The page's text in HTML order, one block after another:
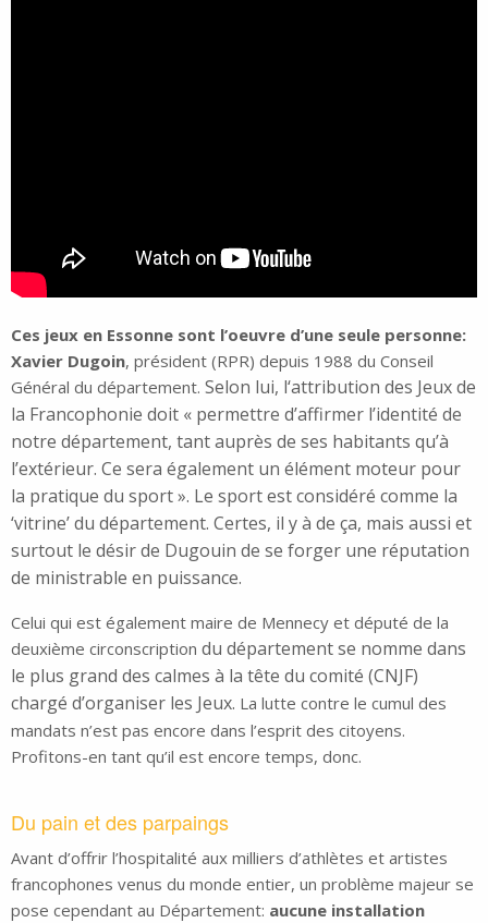
Ces jeux en Essonne sont l’oeuvre d’une seule personne:
Xavier Dugoin, président (RPR) depuis 1988 du Conseil
Général du département. Selon lui, l‘attribution des Jeux de
la Francophonie doit « permettre d’affirmer l’identité de
notre département, tant auprès de ses habitants qu’à
l’extérieur. Ce sera également un élément moteur pour
la pratique du sport ». Le sport est considéré comme la
‘vitrine’ du département. Certes, il y à de ça, mais aussi et
surtout le désir de Dugouin de se forger une réputation
de ministrable en puissance.
Celui qui est également maire de Mennecy et député de la
deuxième circonscription du département se nomme dans
le plus grand des calmes à la tête du comité (CNJF)
chargé d’organiser les Jeux. La lutte contre le cumul des
mandats n’est pas encore dans l’esprit des citoyens.
Profitons-en tant qu’il est encore temps, donc.
Du pain et des parpaings
Avant d’offrir l’hospitalité aux milliers d’athlètes et artistes
francophones venus du monde entier, un problème majeur se
pose cependant au Département: aucune installation